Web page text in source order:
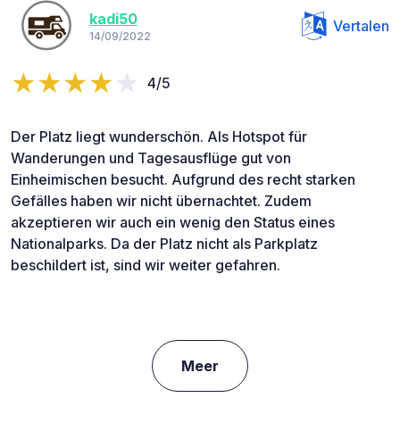
kadi50
14/09/2022
Vertalen
4/5
Der Platz liegt wunderschön. Als Hotspot für
Wanderungen und Tagesausflüge gut von
Einheimischen besucht. Aufgrund des recht starken
Gefälles haben wir nicht übernachtet. Zudem
akzeptieren wir auch ein wenig den Status eines
Nationalparks. Da der Platz nicht als Parkplatz
beschildert ist, sind wir weiter gefahren.
Meer